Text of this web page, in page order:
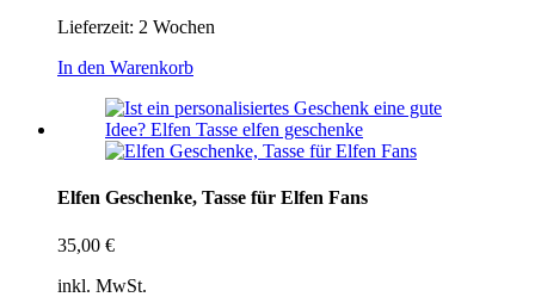
Lieferzeit: 2 Wochen
In den Warenkorb
Elfen Geschenke, Tasse für Elfen Fans
35,00 €
inkl. MwSt.